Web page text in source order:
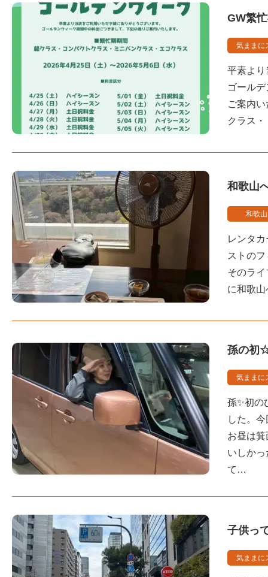
GW繁
気ままに
平素より
ゴール
ご案内
クラス
和歌山
和歌
レンタ
ストの
そのラ
に和歌
孫の初
気ままに
孫✨初の
した。
お昼は
いしか
て…
子供っ
気ままに